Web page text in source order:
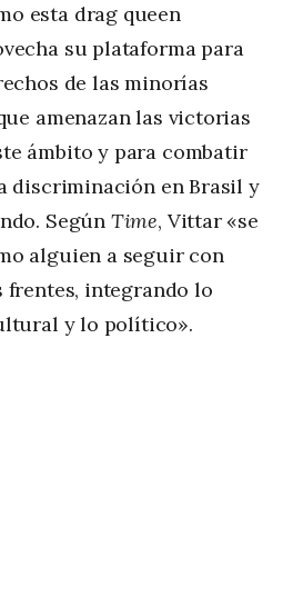
esta drag queen
su plataforma para
de las minorías
amenazan las victorias
ámbito y para combatir
discriminación en Brasil y
Según Time, Vittar «se
alguien a seguir con
frentes, integrando lo
y lo político».